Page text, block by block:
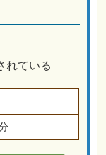
れている